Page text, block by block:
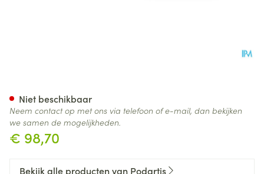
€ 98,70
Niet beschikbaar
Neem contact op met ons via telefoon of e-mail, dan bekijken
we samen de mogelijkheden.
Bekijk alle producten van Podartis